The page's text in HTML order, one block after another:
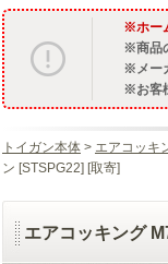
ホー
商品
メー
お客
トイガン本体 > エアコッキ
ン [STSPG22] [取寄]
エアコッキング